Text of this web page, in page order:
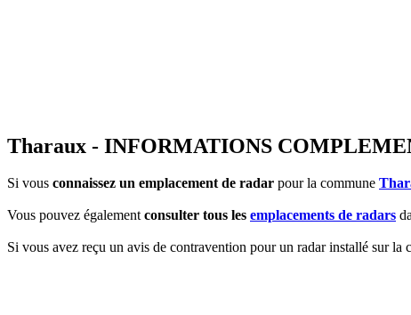
Tharaux - INFORMATIONS
Si vous connaissez un emplacement de radar pour la commune
Vous pouvez égalementconsulter tous les emplacements de radars
Si vous avez reçu un avis de contravention pour un radar installé sur